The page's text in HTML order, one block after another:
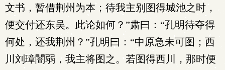
文书，暂借荆州为本；待我主别图得城池之时，
便交付还东吴。此论如何？”肃曰：“孔明待夺得
何处，还我荆州？”孔明曰：“中原急未可图；西
川刘璋闇弱，我主将图之。若图得西川，那时便